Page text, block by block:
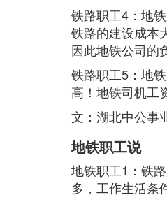
铁路职工4：地
铁路的建设成本
因此地铁公司的
铁路职工5：地
高！地铁司机工
文：湖北中公事
地铁职工说
地铁职工1：铁
多，工作生活条